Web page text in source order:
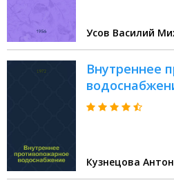
Усов Василий
Внутреннее
Кузнецова